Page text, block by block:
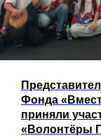
Фонда
приняли
«Волонтёры